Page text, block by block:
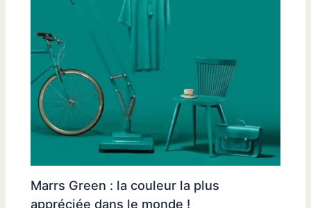
Marrs Green : la couleur la plus
appréciée dans le monde !